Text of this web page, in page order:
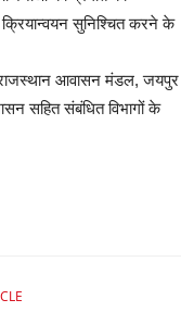
क्रियान्वयन सुनिश्चित करने के
राजस्थान आवासन मंडल, जयपुर
सहित संबंधित विभागों के